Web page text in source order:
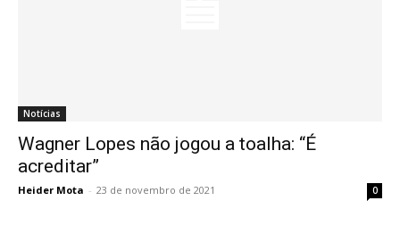
Notícias
Wagner Lopes não jogou a toalha: “É
acreditar”
Heider Mota - 23 de novembro de 2021 0